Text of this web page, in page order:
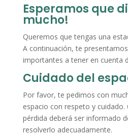
Esperamos que
mucho!
Queremos que tengas una
A continuación, te
importantes a tener en cuenta
Cuidado del
Por favor, te pedimos con
espacio con respeto y cuidado.
pérdida deberá ser informado
resolverlo adecuadamente.